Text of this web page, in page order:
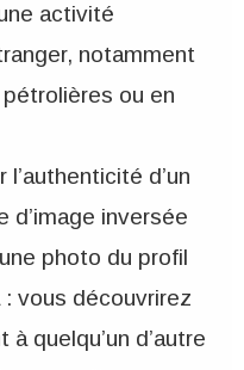
activité
notamment
ou en
d’un
d’image inversée
photo du profil
vous découvrirez
quelqu’un d’autre